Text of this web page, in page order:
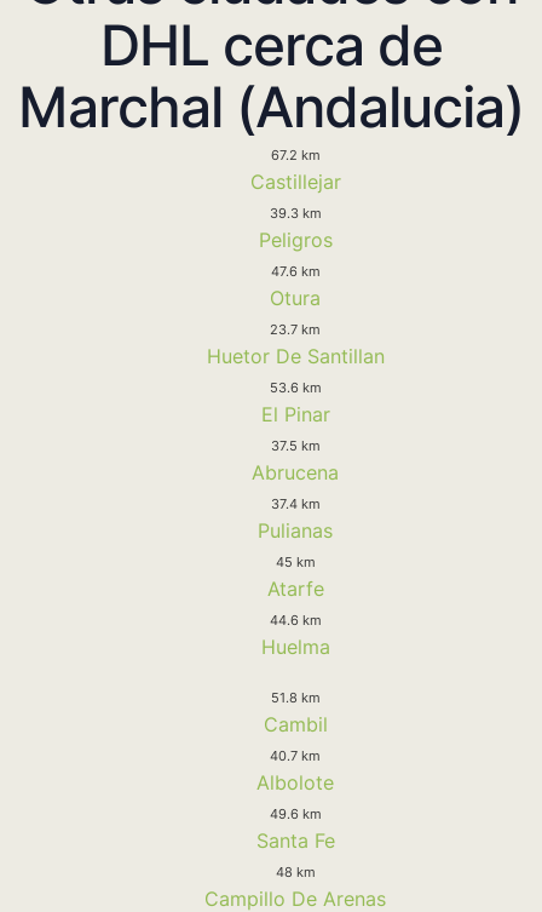
DHL cerca de
Marchal (Andalucia)
67.2 km
Castillejar
39.3 km
Peligros
47.6 km
Otura
23.7 km
Huetor De Santillan
53.6 km
El Pinar
37.5 km
Abrucena
37.4 km
Pulianas
45 km
Atarfe
44.6 km
Huelma
51.8 km
Cambil
40.7 km
Albolote
49.6 km
Santa Fe
48 km
Campillo De Arenas